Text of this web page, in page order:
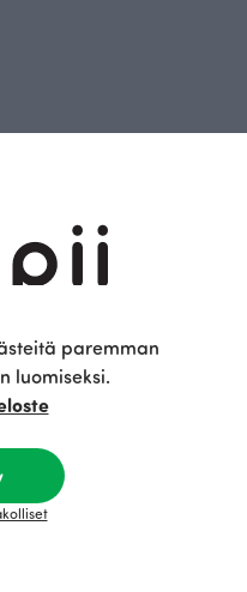
ja vaihto
paremman
luomiseksi.